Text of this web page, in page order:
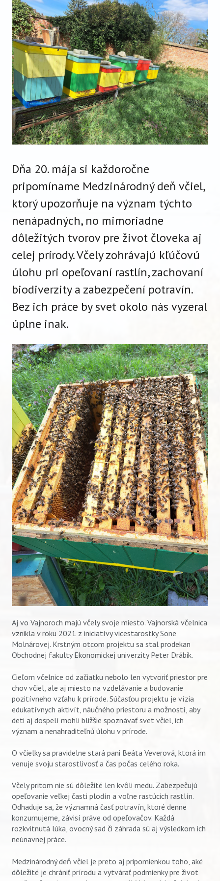
VIDEO
AUDIO
ARCHÍV VYDANÍ
Dňa 20. mája si každoročne
pripomíname Medzinárodný deň včiel,
ktorý upozorňuje na význam týchto
nenápadných, no mimoriadne
dôležitých tvorov pre život človeka aj
celej prírody. Včely zohrávajú kľúčovú
úlohu pri opeľovaní rastlín, zachovaní
biodiverzity a zabezpečení potravín.
Bez ich práce by svet okolo nás vyzeral
úplne inak.
Aj vo Vajnoroch majú včely svoje miesto. Vajnorská včelnica
vznikla v roku 2021 z iniciatívy vicestarostky Sone
Molnárovej. Krstným otcom projektu sa stal prodekan
Obchodnej fakulty Ekonomickej univerzity Peter Drábik.
Cieľom včelnice od začiatku nebolo len vytvoriť priestor pre
chov včiel, ale aj miesto na vzdelávanie a budovanie
pozitívneho vzťahu k prírode. Súčasťou projektu je vízia
edukatívnych aktivít, náučného priestoru a možností, aby
deti aj dospelí mohli bližšie spoznávať svet včiel, ich
význam a nenahraditeľnú úlohu v prírode.
O včielky sa pravidelne stará pani Beáta Veverová, ktorá im
venuje svoju starostlivosť a čas počas celého roka.
Včely pritom nie sú dôležité len kvôli medu. Zabezpečujú
opeľovanie veľkej časti plodín a voľne rastúcich rastlín.
Odhaduje sa, že významná časť potravín, ktoré denne
konzumujeme, závisí práve od opeľovačov. Každá
rozkvitnutá lúka, ovocný sad či záhrada sú aj výsledkom ich
neúnavnej práce.
Medzinárodný deň včiel je preto aj pripomienkou toho, aké
dôležité je chrániť prírodu a vytvárať podmienky pre život